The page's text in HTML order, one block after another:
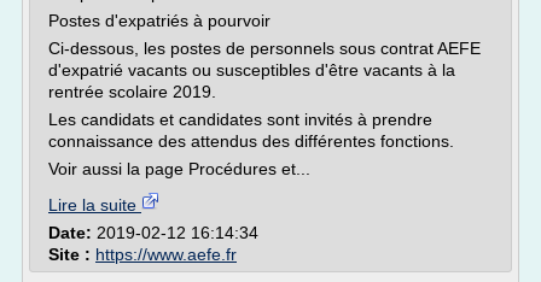
Postes d'expatriés à pourvoir
Ci-dessous, les postes de personnels sous contrat AEFE
d'expatrié vacants ou susceptibles d'être vacants à la
rentrée scolaire 2019.
Les candidats et candidates sont invités à prendre
connaissance des attendus des différentes fonctions.
Voir aussi la page Procédures et...
Lire la suite
Date: 2019-02-12 16:14:34
Site : https://www.aefe.fr